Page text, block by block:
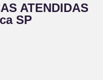
ATENDIDAS
SP